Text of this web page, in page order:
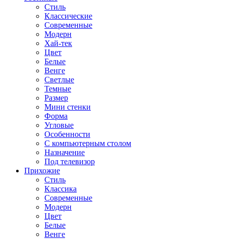
Стиль
Классические
Современные
Модерн
Хай-тек
Цвет
Белые
Венге
Светлые
Темные
Размер
Мини стенки
Форма
Угловые
Особенности
С компьютерным столом
Назначение
Под телевизор
Прихожие
Стиль
Классика
Современные
Модерн
Цвет
Белые
Венге